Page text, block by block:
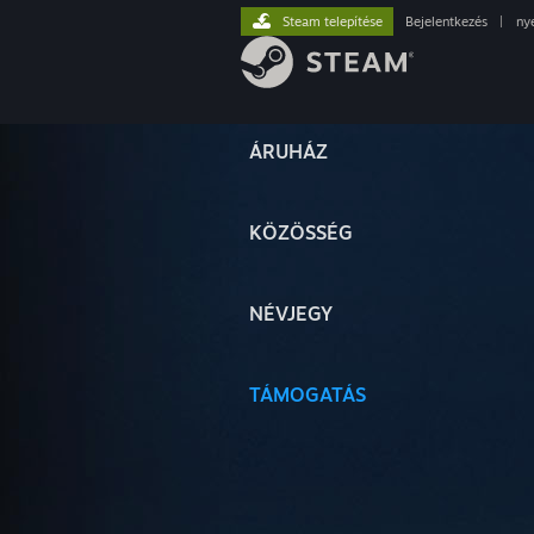
ÁRUHÁZ
KÖZÖSSÉG
NÉVJEGY
TÁMOGATÁS
Steam telepítése Bejelentkezés